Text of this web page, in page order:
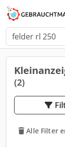
(2)
Alle Filter